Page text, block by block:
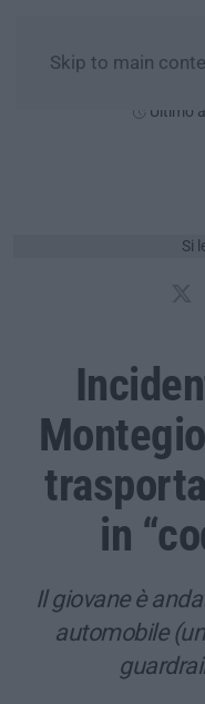
Skip to main
Ultimo
Si
in
Il giovane è
automobile